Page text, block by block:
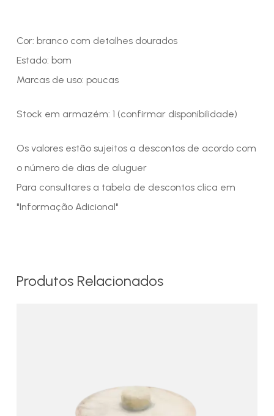
Cor: branco com detalhes dourados
Estado: bom
Marcas de uso: poucas
Stock em armazém: 1 (confirmar disponibilidade)
Os valores estão sujeitos a descontos de acordo com
o número de dias de aluguer
Para consultares a tabela de descontos clica em
"Informação Adicional"
Produtos Relacionados